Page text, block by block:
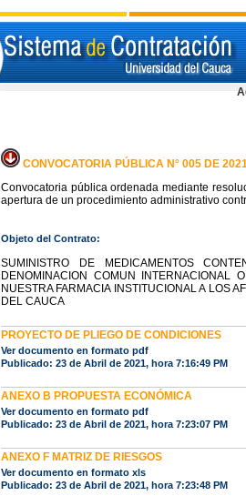
CONVOCATORIA PÚBLICA N° 005 DE
Convocatoria pública ordenada mediante
apertura de un procedimiento administrativo
Objeto del Contrato:
SUMINISTRO DE MEDICAMENTOS
DENOMINACION COMUN INTERNACIONAL
NUESTRA FARMACIA INSTITUCIONAL A LOS
DEL CAUCA
PROYECTO DE PLIEGO DE CONDICIONES
Ver documento en formato pdf
Publicado: 23 de Abril de 2021, hora 7:16:49 PM
ANEXO B PROPUESTA ECONÓMICA
Ver documento en formato pdf
Publicado: 23 de Abril de 2021, hora 7:23:07 PM
ANEXO F MATRIZ DE RIESGOS
Ver documento en formato xls
Publicado: 23 de Abril de 2021, hora 7:23:48 PM